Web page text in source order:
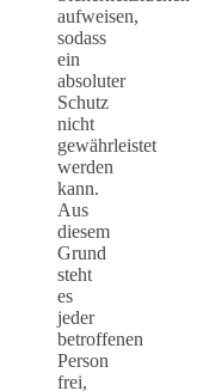
aufweisen,
sodass
ein
absoluter
Schutz
nicht
gewährleistet
werden
kann.
Aus
diesem
Grund
steht
es
jeder
betroffenen
Person
frei,